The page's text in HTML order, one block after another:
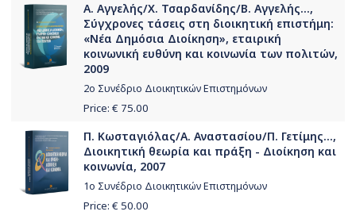
Α. Αγγελής/Χ. Τσαρδανίδης/Β. Αγγελής...,
Σύγχρονες τάσεις στη διοικητική επιστήμη:
«Νέα Δημόσια Διοίκηση», εταιρική
κοινωνική ευθύνη και κοινωνία των πολιτών,
2009
2ο Συνέδριο Διοικητικών Επιστημόνων
Price: € 75.00
Π. Κωσταγιόλας/Α. Αναστασίου/Π. Γετίμης...,
Διοικητική θεωρία και πράξη - Διοίκηση και
κοινωνία, 2007
1ο Συνέδριο Διοικητικών Επιστημόνων
Price: € 50.00